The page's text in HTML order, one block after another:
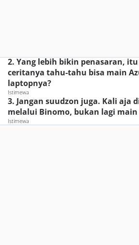
2. Yang lebih bikin penasaran,
ceritanya tahu-tahu bisa main
laptopnya?
Istimewa
3. Jangan suudzon juga. Kali aja
melalui Binomo, bukan lagi
Istimewa